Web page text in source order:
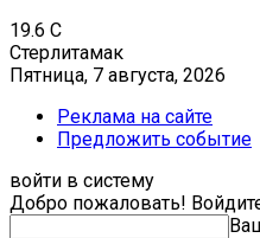
19.6 C
Стерлитамак
Пятница, 7 августа, 2026
Реклама на сайте
Предложить событие
войти в систему
Добро пожаловать!